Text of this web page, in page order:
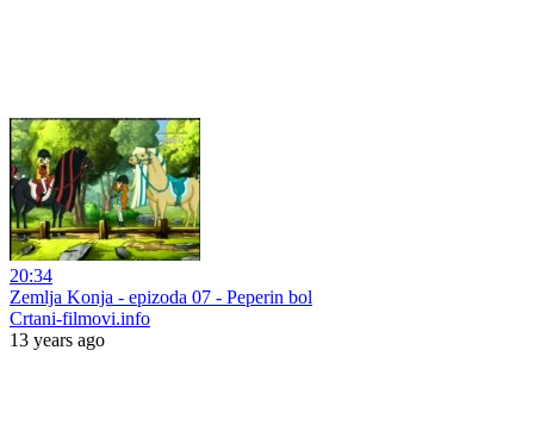
20:34
Zemlja Konja - epizoda 07 - Peperin bol
Crtani-filmovi.info
13 years ago